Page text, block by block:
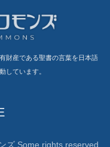
財産である聖書の言葉を日本語
しています。
ズ Some rights reserved.